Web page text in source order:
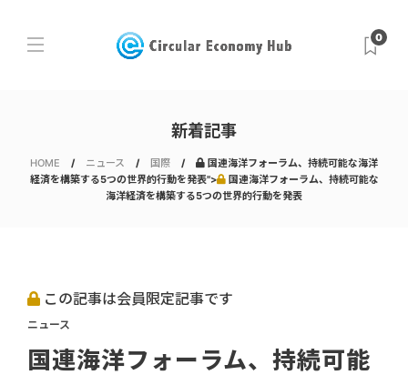
0
新着記事
HOME ニュース 国際
国連海洋フォーラム、持続可能な海洋
経済を構築する5つの世界的行動を発表">
国連海洋フォーラム、持続可能な
海洋経済を構築する5つの世界的行動を発表
この記事は会員限定記事です
ニュース
国連海洋フォーラム、持続可能